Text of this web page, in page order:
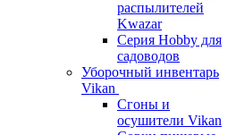
распылителей
Kwazar
Серия Hobby для
садоводов
Уборочный инвентарь
Vikan
Сгоны и
осушители Vikan